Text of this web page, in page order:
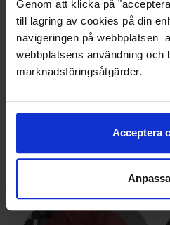
Genom att klicka på
till lagring av cookies på din
navigeringen på webbplatsen
webbplatsens användning och
marknadsföringsåtgärder.
Acceptera